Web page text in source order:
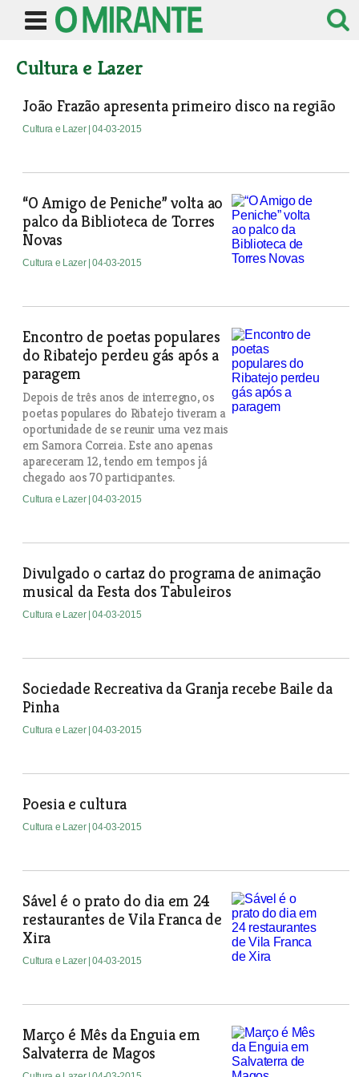
Cultura e Lazer
João Frazão apresenta primeiro disco na região
Cultura e Lazer | 04-03-2015
“O Amigo de Peniche” volta ao
palco da Biblioteca de Torres
Novas
Cultura e Lazer | 04-03-2015
Encontro de poetas populares
do Ribatejo perdeu gás após a
paragem
Depois de três anos de interregno, os
poetas populares do Ribatejo tiveram a
oportunidade de se reunir uma vez mais
em Samora Correia. Este ano apenas
apareceram 12, tendo em tempos já
chegado aos 70 participantes.
Cultura e Lazer | 04-03-2015
Divulgado o cartaz do programa de animação
musical da Festa dos Tabuleiros
Cultura e Lazer | 04-03-2015
Sociedade Recreativa da Granja recebe Baile da
Pinha
Cultura e Lazer | 04-03-2015
Poesia e cultura
Cultura e Lazer | 04-03-2015
Sável é o prato do dia em 24
restaurantes de Vila Franca de
Xira
Cultura e Lazer | 04-03-2015
Março é Mês da Enguia em
Salvaterra de Magos